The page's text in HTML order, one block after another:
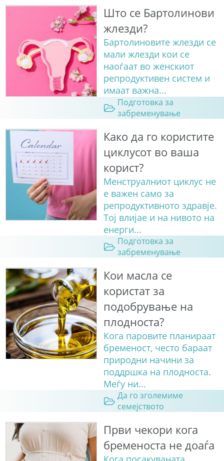
Што се Бартолинови
жлезди?
Бартолиновите жлезди се
мали жлезди кои се
наоѓаат во женскиот
репродуктивен систем и
имаат важна...
Подготовка за
забременување
Како да го користите
циклусот во ваша
корист?
Менструалниот циклус не
е важен само за
репродуктивното здравје.
Тој влијае и на нивото на
енерги...
Подготовка за
забременување
Кои масла се
користат за
подобрување на
плодноста?
Кога паровите планираат
бременост, често бараат
природни начини за
поддршка на плодноста.
Меѓу ни...
Да го зголемиме
семејството
Први чекори кога
бременоста не доаѓа